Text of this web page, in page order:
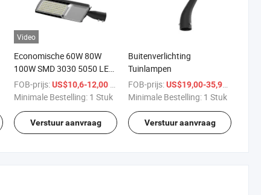
/ Stuk
Video
Economische 60W 80W
100W SMD 3030 5050 LED
Straatlamp
FOB-prijs:US$10,6-12,00 / Stuk
Minimale Bestelling: 1 Stuk
Verstuur aanvraag
Buitenverlichting
Tuinlampen
FOB-prijs:US$19,00-35,99
Minimale Bestelling: 1 Stuk
Verstuur aanvraag